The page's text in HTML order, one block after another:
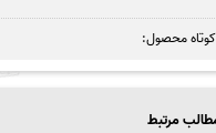
محصول:
مرتبط